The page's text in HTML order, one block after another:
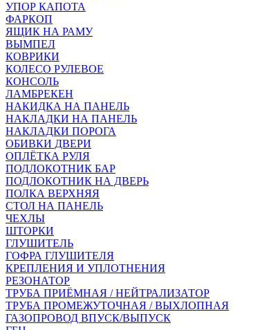
УПОР КАПОТА
ФАРКОП
ЯЩИК НА РАМУ
ВЫМПЕЛ
КОВРИКИ
КОЛЕСО РУЛЕВОЕ
КОНСОЛЬ
ЛАМБРЕКЕН
НАКИДКА НА ПАНЕЛЬ
НАКЛАДКИ НА ПАНЕЛЬ
НАКЛАДКИ ПОРОГА
ОБИВКИ ДВЕРИ
ОПЛЁТКА РУЛЯ
ПОДЛОКОТНИК БАР
ПОДЛОКОТНИК НА ДВЕРЬ
ПОЛКА ВЕРХНЯЯ
СТОЛ НА ПАНЕЛЬ
ЧЕХЛЫ
ШТОРКИ
ГЛУШИТЕЛЬ
ГОФРА ГЛУШИТЕЛЯ
КРЕПЛЕНИЯ И УПЛОТНЕНИЯ
РЕЗОНАТОР
ТРУБА ПРИЁМНАЯ / НЕЙТРАЛИЗАТОР
ТРУБА ПРОМЕЖУТОЧНАЯ / ВЫХЛОПНАЯ
ГАЗОПРОВОД ВПУСК/ВЫПУСК